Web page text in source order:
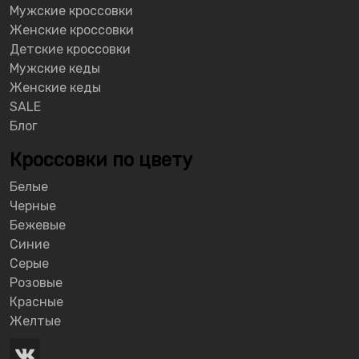
Мужские кроссовки
Женские кроссовки
Детские кроссовки
Мужские кеды
Женские кеды
SALE
Блог
Кроссовки по цвету
Белые
Черные
Бежевые
Синие
Серые
Розовые
Красные
Желтые